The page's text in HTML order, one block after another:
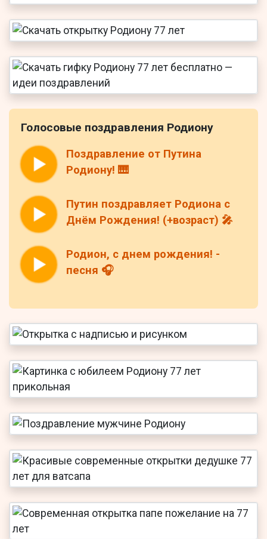
Голосовые поздравления Родиону
Поздравление от Путина
Родиону! 🎹
Путин поздравляет Родиона с
Днём Рождения! (+возраст) 🎤
Родион, с днем рождения! -
песня 🎧